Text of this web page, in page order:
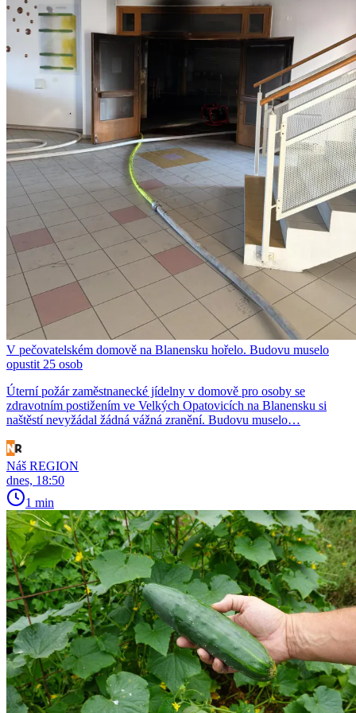
V pečovatelském domově na Blanensku hořelo. Budovu muselo
opustit 25 osob
Úterní požár zaměstnanecké jídelny v domově pro osoby se
zdravotním postižením ve Velkých Opatovicích na Blanensku si
naštěstí nevyžádal žádná vážná zranění. Budovu muselo…
Náš REGION
dnes, 18:50
1 min